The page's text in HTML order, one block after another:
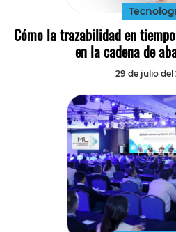
Cómo la trazabilidad en
en la cadena de
29 de julio del